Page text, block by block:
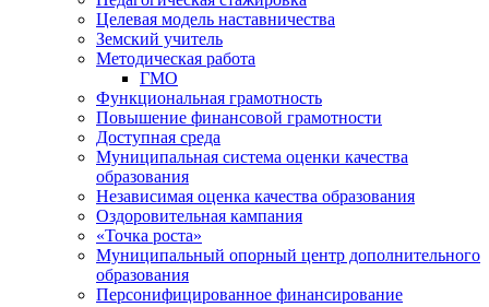
Целевая модель наставничества
Земский учитель
Методическая работа
ГМО
Функциональная грамотность
Повышение финансовой грамотности
Доступная среда
Муниципальная система оценки качества
образования
Независимая оценка качества образования
Оздоровительная кампания
«Точка роста»
Муниципальный опорный центр дополнительного
образования
Персонифицированное финансирование